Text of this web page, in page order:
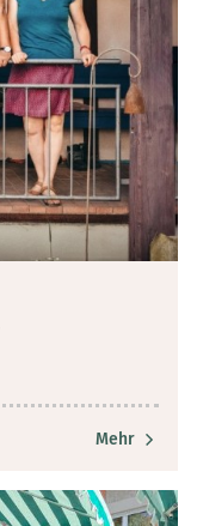
Mehr